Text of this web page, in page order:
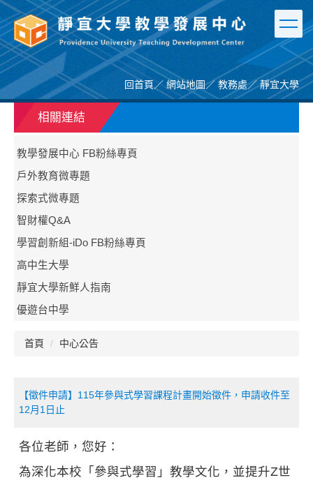
跳
到
主
要
內
容
區
回首頁／ 網站地圖／ 教務處／ 靜宜大學
相關連結
教學發展中心 FB粉絲專頁
戶外教育微專題
探索式微專題
智財權Q&A
學習創新組-iDo FB粉絲專頁
高中生大學
靜宜大學新鮮人指南
優遊台中學
首頁 中心公告
【徵件申請】115年參與式學習課程計畫開始徵件，申請收件至
12月1日止
各位老師，您好：
為深化本校「參與式學習」教學文化，並提升Z世